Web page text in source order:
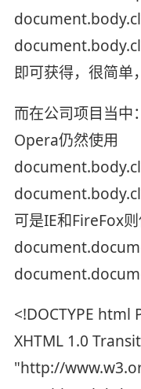
即可获得，很简单
而在公司项目当中：
Opera仍然使用
可是IE和FireFox
<!DOCTYPE html
XHTML 1.0
"http://